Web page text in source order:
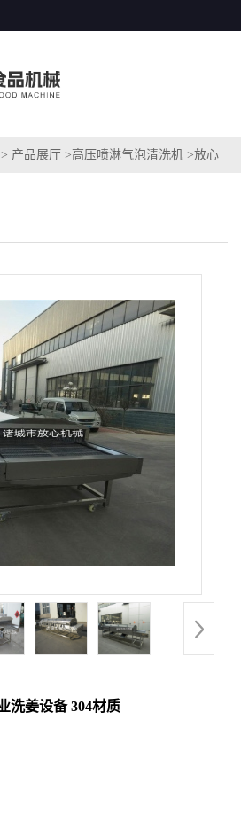
> 产品展厅 >高压喷淋气泡清洗机 >放心
洗姜设备 304材质